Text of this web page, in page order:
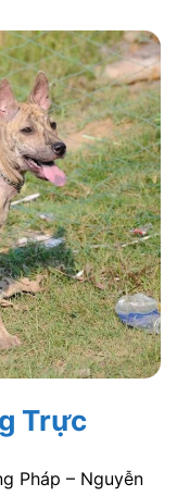
Trực
Pháp – Nguyễn